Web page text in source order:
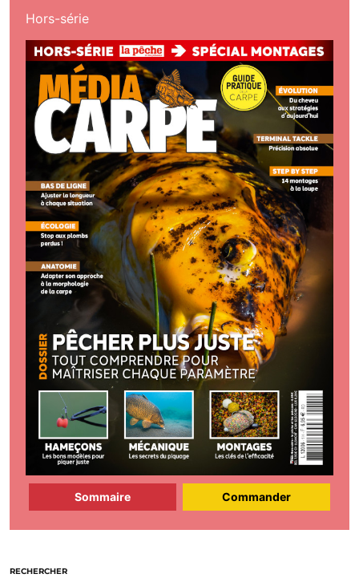
Hors-série
Sommaire Commander
RECHERCHER